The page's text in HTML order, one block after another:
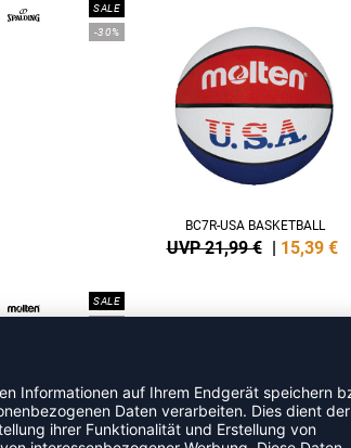
SALE
-30%
BC7R-USA BASKETBALL
UVP 21,99 € | 15,39 €
SALE